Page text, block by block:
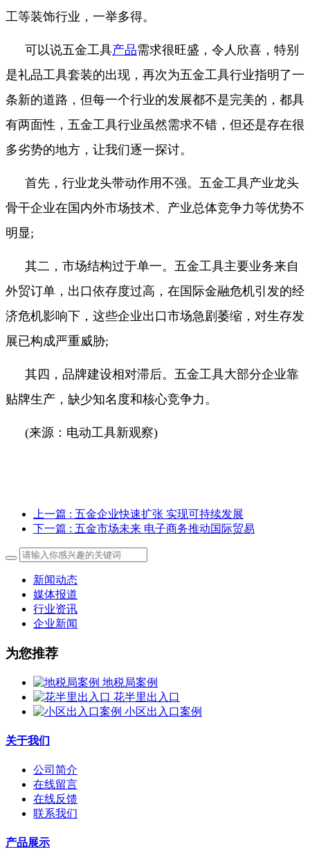
工等装饰行业，一举多得。
可以说五金工具产品需求很旺盛，令人欣喜，特别
是礼品工具套装的出现，再次为五金工具行业指明了一
条新的道路，但每一个行业的发展都不是完美的，都具
有两面性，五金工具行业虽然需求不错，但还是存在很
多劣势的地方，让我们逐一探讨。
首先，行业龙头带动作用不强。五金工具产业龙头
骨干企业在国内外市场技术、产业总体竞争力等优势不
明显;
其二，市场结构过于单一。五金工具主要业务来自
外贸订单，出口依存度过高，在国际金融危机引发的经
济危机影响下，这些企业出口市场急剧萎缩，对生存发
展已构成严重威胁;
其四，品牌建设相对滞后。五金工具大部分企业靠
贴牌生产，缺少知名度和核心竞争力。
(来源：电动工具新观察)
上一篇 : 五金企业快速扩张 实现可持续发展
下一篇 : 五金市场未来 电子商务推动国际贸易
新闻动态
媒体报道
行业资讯
企业新闻
为您推荐
地税局案例
花半里出入口
小区出入口案例
关于我们
公司简介
在线留言
在线反馈
联系我们
产品展示